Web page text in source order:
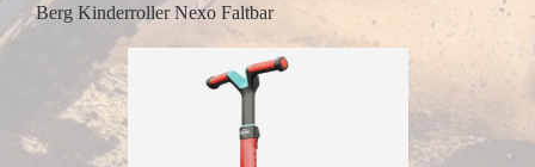
Berg Kinderroller Nexo Faltbar